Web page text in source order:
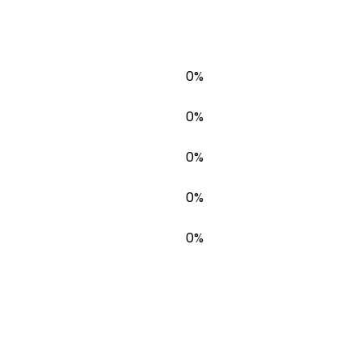
0%
0%
0%
0%
0%